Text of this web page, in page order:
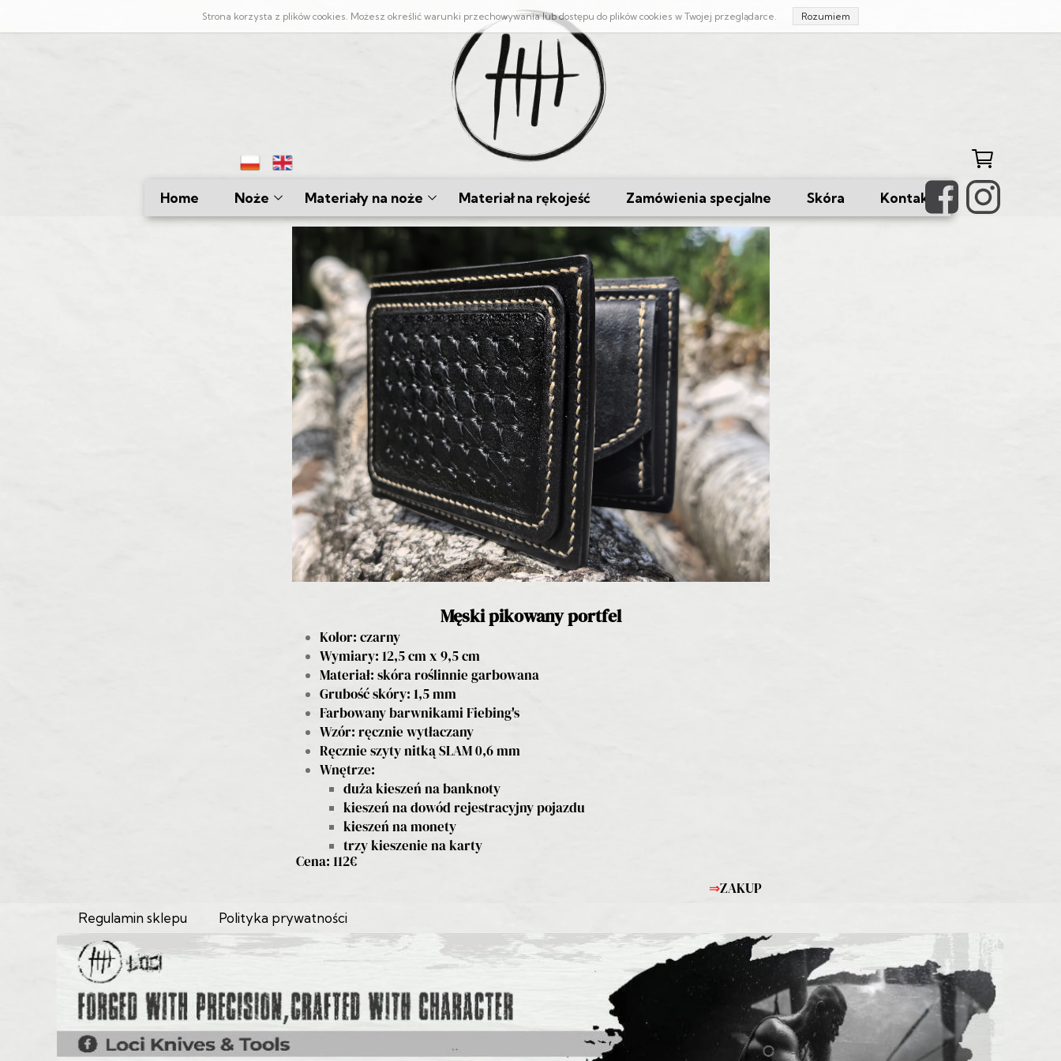
Home Noże
Bushcraftowe
Materiały na noże
Damast Skuwany
Laminaty
Materiał na rękojeść Zamówienia specjalne Skóra Kontakt
⇒ZAKUP
Męski pikowany portfel
Kolor: czarny
Wymiary: 12,5 cm x 9,5 cm
Materiał: skóra roślinnie garbowana
Grubość skóry: 1,5 mm
Farbowany barwnikami Fiebing's
Wzór: ręcznie wytłaczany
Ręcznie szyty nitką SLAM 0,6 mm
Wnętrze:
duża kieszeń na banknoty
kieszeń na dowód rejestracyjny pojazdu
kieszeń na monety
trzy kieszenie na karty
Cena: 112€
Regulamin sklepu Polityka prywatności
Strona korzysta z plików cookies. Możesz określić warunki przechowywania lub dostępu do plików cookies w Twojej przeglądarce. Rozumiem